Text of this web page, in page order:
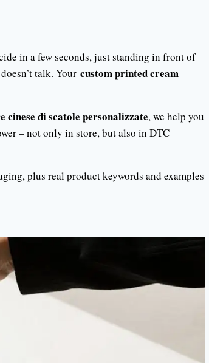
in a few seconds, just standing in front of
talk. Your custom printed cream
cinese di scatole personalizzate, we help you
– not only in store, but also in DTC
plus real product keywords and examples